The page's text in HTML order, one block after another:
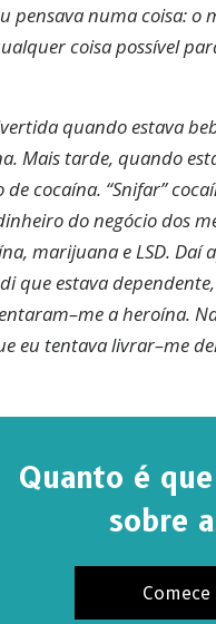
pensava numa coisa:
coisa possível
quando estava
Mais tarde, quando
cocaína. “Snifar”
do negócio dos
marijuana e LSD.
que estava
a heroína.
eu tentava livrar–me
Quanto é
sobre